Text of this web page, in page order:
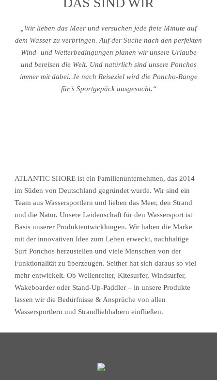
„Wir lieben das Meer und versuchen jede freie Minute auf
dem Wasser zu verbringen. Auf der Suche nach den perfekten
Wind- und Wetterbedingungen planen wir unsere Urlaube
und bereisen die Welt. Und natürlich sind unsere Ponchos
immer mit dabei. Je nach Reiseziel wird die Poncho-Range
für’s Sportgepäck ausgesucht.“
ATLANTIC SHORE ist ein Familienunternehmen, das 2014
im Süden von Deutschland gegründet wurde. Wir sind ein
Team aus Wassersportlern und lieben das Meer, den Strand
und die Natur. Unsere Leidenschaft für den Wassersport ist
Basis unserer Produktentwicklungen. Wir haben die Marke
mit der innovativen Idee zum Leben erweckt, nachhaltige
Surf Ponchos herzustellen und viele Menschen von der
Funktionalität zu überzeugen. Seither hat sich daraus so viel
mehr entwickelt. Ob Wellenreiter, Kitesurfer, Windsurfer,
Wakeboarder oder Stand-Up-Paddler – in unsere Produkte
lassen wir die Bedürfnisse & Ansprüche von allen
Wassersportlern und Strandliebhabern einfließen.